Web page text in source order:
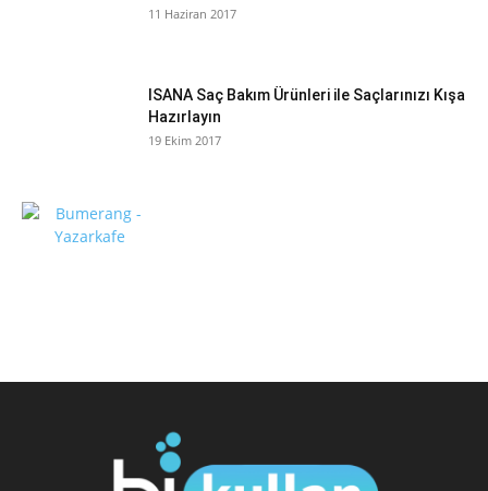
11 Haziran 2017
ISANA Saç Bakım Ürünleri ile Saçlarınızı Kışa
Hazırlayın
19 Ekim 2017